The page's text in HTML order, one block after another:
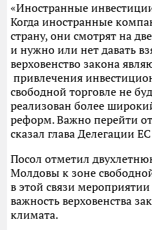
«Иностранные
Когда иностранные
страну, они смотрят на
и нужно или нет давать
верховенство закона
привлечения
свободной торговле не
реализован более
реформ. Важно перейти от
сказал глава Делегации
Посол отметил
Молдовы к зоне
в этой связи
важность верховенства
климата.